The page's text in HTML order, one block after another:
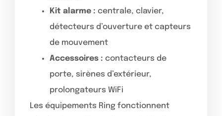
Kit alarme : centrale, clavier,
détecteurs d’ouverture et capteurs
de mouvement
Accessoires : contacteurs de
porte, sirènes d’extérieur,
prolongateurs WiFi
Les équipements Ring fonctionnent